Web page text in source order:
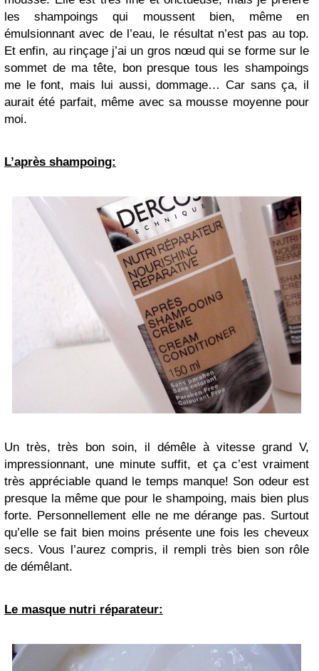
les shampoings qui moussent bien, même en
émulsionnant avec de l’eau, le résultat n’est pas au top.
Et enfin, au rinçage j’ai un gros nœud qui se forme sur le
sommet de ma tête, bon presque tous les shampoings
me le font, mais lui aussi, dommage… Car sans ça, il
aurait été parfait, même avec sa mousse moyenne pour
moi.
L’après shampoing:
Un très, très bon soin, il démêle à vitesse grand V,
impressionnant, une minute suffit, et ça c’est vraiment
très appréciable quand le temps manque! Son odeur est
presque la même que pour le shampoing, mais bien plus
forte. Personnellement elle ne me dérange pas. Surtout
qu’elle se fait bien moins présente une fois les cheveux
secs. Vous l’aurez compris, il rempli très bien son rôle
de démêlant.
Le masque nutri réparateur: